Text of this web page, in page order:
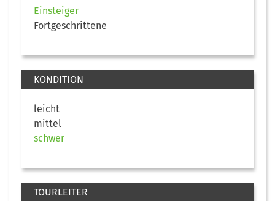
Einsteiger
Fortgeschrittene
KONDITION
leicht
mittel
schwer
TOURLEITER